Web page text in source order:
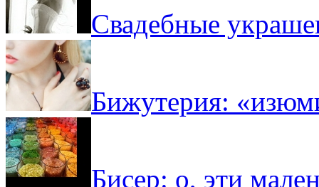
Свадебные
Бижутерия:
Бисер: о, эти